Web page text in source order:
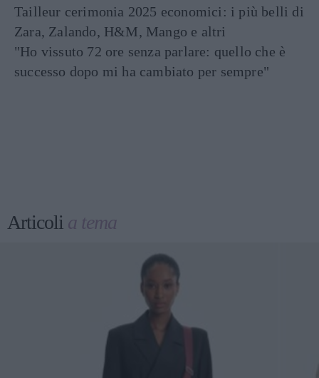
Tailleur cerimonia 2025 economici: i più belli di
Zara, Zalando, H&M, Mango e altri
"Ho vissuto 72 ore senza parlare: quello che è
successo dopo mi ha cambiato per sempre"
Articoli a tema